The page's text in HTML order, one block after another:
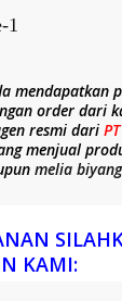
mendapatkan
order dari
resmi dari
menjual
melia biyang
KAMI: